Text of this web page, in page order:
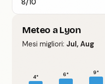
8/10
Meteo a Lyon
Mesi migliori: Jul, Aug
4° 6° 9°